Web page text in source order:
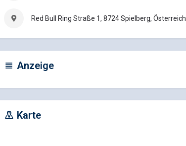
Red Bull Ring Straße 1, 8724 Spielberg, Österreich
Anzeige
Karte